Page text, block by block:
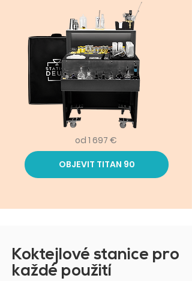
od 1 697 €
OBJEVIT TITAN 90
Koktejlové stanice pro
každé použití